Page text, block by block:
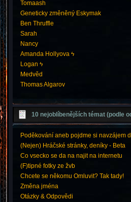
Tomaash
Geneticky změněný Eskymak
Ben Thruffle
Sarah
Nancy
Amanda Hollyova ϟ
Logan ϟ
Medvěd
Thomas Algarov
10 nejoblíbenějších témat (podle
Poděkování aneb pojdme si navzájem
(Nejen) Hráčské stránky, deníky - Beta
Co vsecko se da na najit na internetu
(F)tipné fotky ze žvb
Chcete se někomu Omluvit? Tak tady!
Změna jména
Otázky & Odpovědi